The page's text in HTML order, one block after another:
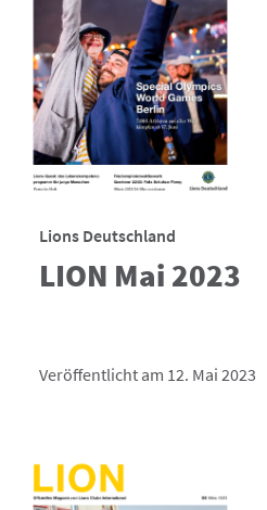
Lions Deutschland
LION Mai 2023
Veröffentlicht am 12. Mai 2023